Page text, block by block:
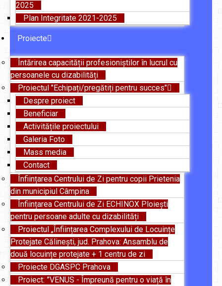
2025
Plan Integritate 2021-2025
Proiecte
Întărirea capacității profesioniștilor în lucrul cu
persoanele cu dizabilități
Proiectul "Echipați/pregătiți pentru succes"
Despre proiect
Beneficiar
Activitățile proiectului
Galeria Foto
Mass media
Contact
Înființarea Centrului de Zi pentru copii Prietenia
din municipiul Câmpina
Înființarea Centrului de Zi ECHINOX Ploiești
pentru persoane adulte cu dizabilități
Proiectul „Înființarea Complexului de Locuințe
Protejate Călinești, jud. Prahova: Ansamblu de
două locuințe protejate + 1 centru de zi
Proiecte DGASPC Prahova
Proiect: ”VENUS - Împreună pentru o viață în